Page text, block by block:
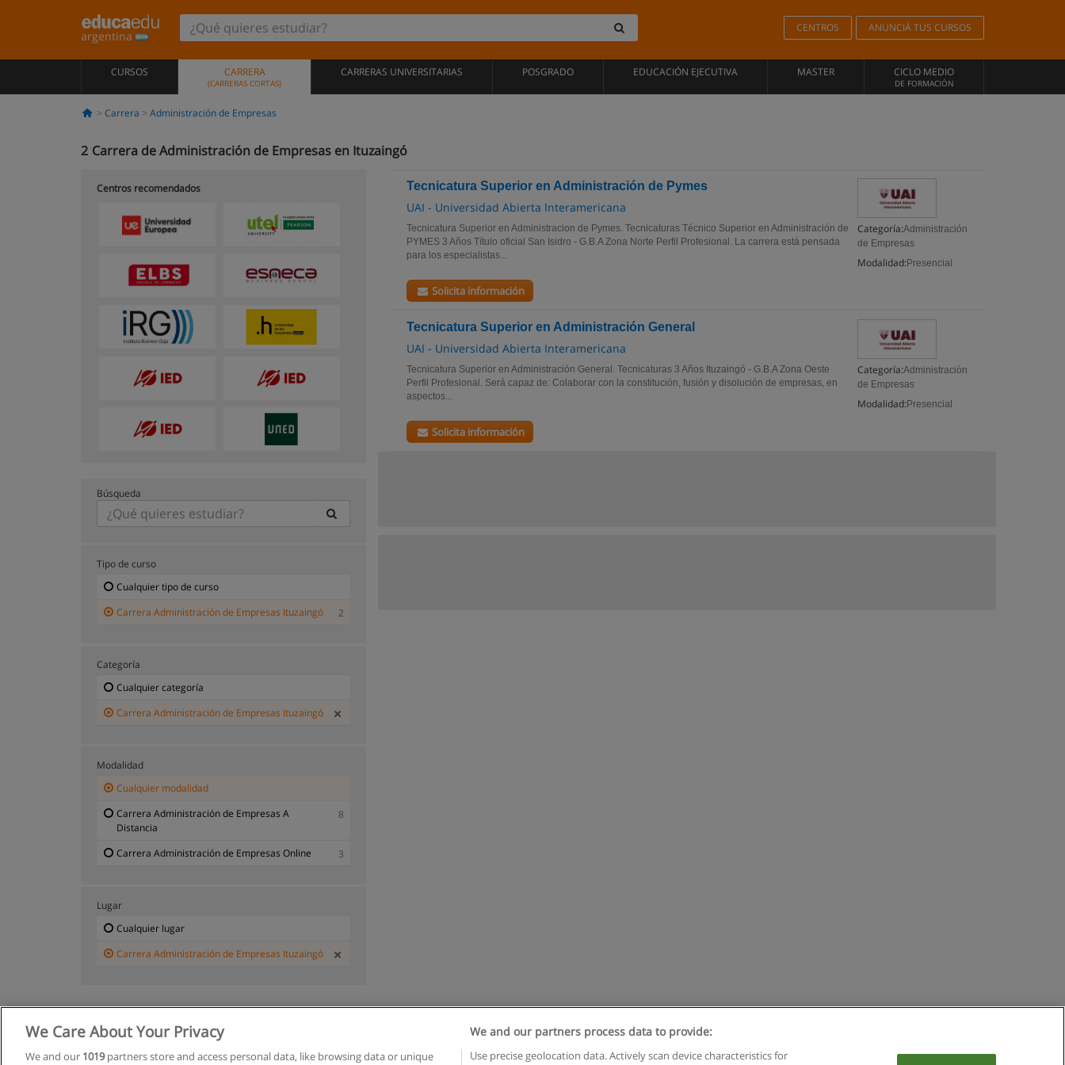
argentina
CENTROS ANUNCIÁ TUS CURSOS
CURSOS CARRERA
(CARRERAS CORTAS)
CARRERAS UNIVERSITARIAS POSGRADO EDUCACIÓN EJECUTIVA MASTER CICLO MEDIO
DE FORMACIÓN
Carrera Administración de Empresas
2 Carrera de Administración de Empresas en Ituzaingó
Tecnicatura Superior en Administración de Pymes
UAI - Universidad Abierta Interamericana
Categoría:Administración
de Empresas
Modalidad: Presencial
Tecnicatura Superior en Administracion de Pymes. Tecnicaturas Técnico Superior en Administración de
PYMES 3 Años Título oficial San Isidro - G.B.A Zona Norte Perfil Profesional. La carrera está pensada
para los especialistas...
Solicita información
Tecnicatura Superior en Administración General
UAI - Universidad Abierta Interamericana
Categoría:Administración
de Empresas
Modalidad: Presencial
Tecnicatura Superior en Administración General. Tecnicaturas 3 Años Ituzaingó - G.B.A Zona Oeste
Perfil Profesional. Será capaz de: Colaborar con la constitución, fusión y disolución de empresas, en
aspectos...
Solicita información
Centros recomendados
Búsqueda
Tipo de curso
Cualquier tipo de curso
Carrera Administración de Empresas Ituzaingó
2
Categoría
Cualquier categoría
Carrera Administración de Empresas Ituzaingó
Modalidad
Cualquier modalidad
Carrera Administración de Empresas A
Distancia
8
Carrera Administración de Empresas Online 3
Lugar
Cualquier lugar
Carrera Administración de Empresas Ituzaingó
We Care About Your Privacy
We and our 1019partners store and access personal data, like browsing data or unique
We and our partners process data to provide:
Use precise geolocation data. Actively scan device characteristics for